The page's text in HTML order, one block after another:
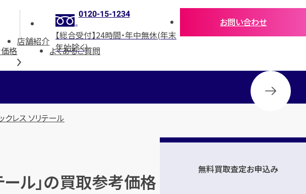
0120-15-1234
【総合受付】24時間・年中無休(年末
年始除く)
お問い合わせ
格
店舗紹介
よくあるご質問
レス ソリテール
ール」の買取参考価格
無料買取査定お申込み